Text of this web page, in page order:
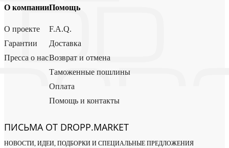
О компании
О проекте
Гарантии
Пресса о нас
Помощь
F.A.Q.
Доставка
Возврат и отмена
Таможенные пошлины
Оплата
Помощь и контакты
ПИСЬМА ОТ DROPP.MARKET
НОВОСТИ, ИДЕИ, ПОДБОРКИ И СПЕЦИАЛЬНЫЕ ПРЕДЛОЖЕНИЯ